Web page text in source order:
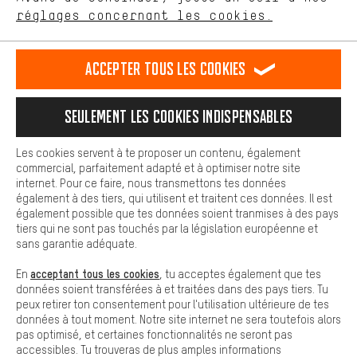
français english
EN Deutsch español
RÉSILIER LE CONTRAT Communauté d'Aix-la-Chapelle
Programme d'affiliation Mentions Légales Protection des données
Conditions générales de vente Plateforme d'Alerte
Reprise des batteries Corepile Paramètres de cookies
Modifier le contraste
Tous les prix s'entendent en euros (MwSt hors) plus les
frais de portpour la livraison versÉtats-Unis.
réglages concernant les cookies.
Plus de confort
est plus confortable. Avec les cookies de confort, nous
Nous pouvons ainsi mettre à ta disposition d'autres contenus et
informations utiles. De plus, tu as la possibilité d'utiliser des
facilement les bons produits. Par exemple, nous proposons une
facilement aux questions.
Cookies de base
Les cookies de base garantissent que tu puisses utiliser les
fonctions de notre site web.
Accepter tous les cookies
Seulement les cookies indispensables
Les cookies servent à te proposer un contenu, également
commercial, parfaitement adapté et à optimiser notre site
internet. Pour ce faire, nous transmettons tes données
également à des tiers, qui utilisent et traitent ces données. Il est
également possible que tes données soient tranmises à des pays
tiers qui ne sont pas touchés par la législation européenne et
sans garantie adéquate.
En acceptant tous les cookies , tu acceptes également que tes
données soient transférées à et traitées dans des pays tiers. Tu
peux retirer ton consentement pour l'utilisation ultérieure de tes
données à tout moment. Notre site internet ne sera toutefois alors
pas optimisé, et certaines fonctionnalités ne seront pas
accessibles. Tu trouveras de plus amples informations